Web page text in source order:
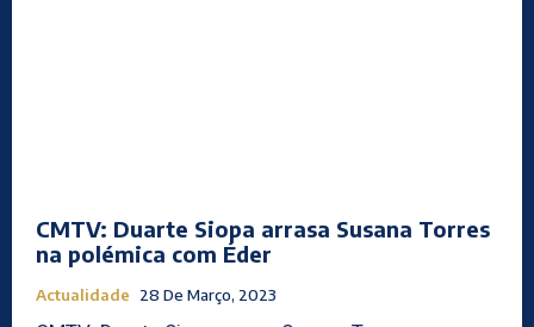
CMTV: Duarte Siopa arrasa Susana Torres
na polémica com Éder
Actualidade 28 De Março, 2023